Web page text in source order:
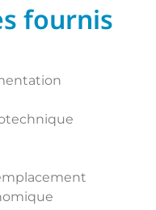
fournis